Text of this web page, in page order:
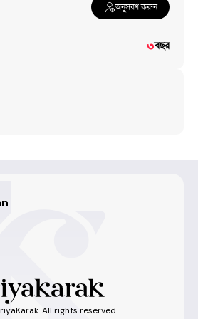
অনুসরণ করুন
৩বছর
All rights reserved